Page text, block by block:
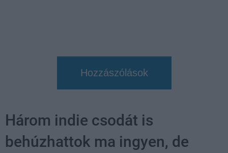
Hozzászólások
Három indie csodát is
behúzhattok ma ingyen, de